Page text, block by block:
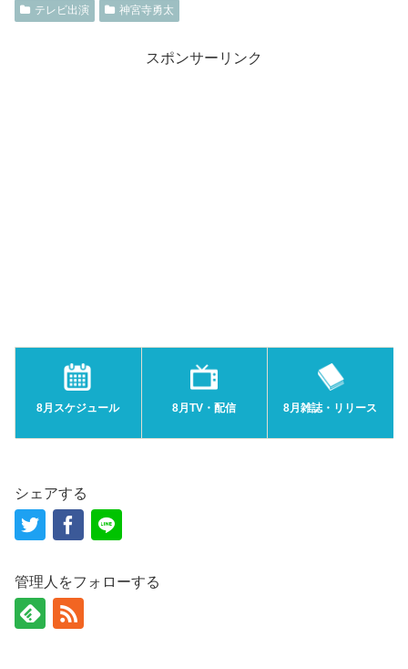
テレビ出演 神宮寺勇太
スポンサーリンク
8月スケジュール 8月TV・配信 8月雑誌・リリース
シェアする
管理人をフォローする